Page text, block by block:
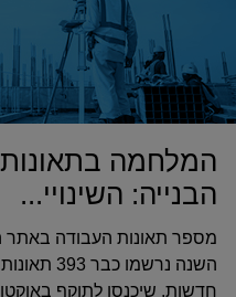
המלחמה
הבנייה: השינויי...
מספר תאונות העבודה באתר
חדשות, שיכנסו לתוקף